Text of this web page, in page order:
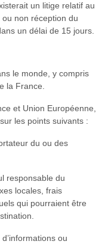
un litige relatif au
non réception du
un délai de 15 jours.
le monde, y compris
la France.
et Union Européenne,
les points suivants :
du ou des
responsable du
locales, frais
qui pourraient être
ou